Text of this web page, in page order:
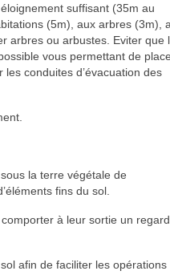
suffisant (35m au
(5m), aux arbres (3m),
arbres ou arbustes. Eviter que
vous permettant de
conduites d’évacuation des
la terre végétale de
fins du sol.
à leur sortie un
afin de faciliter les opérations